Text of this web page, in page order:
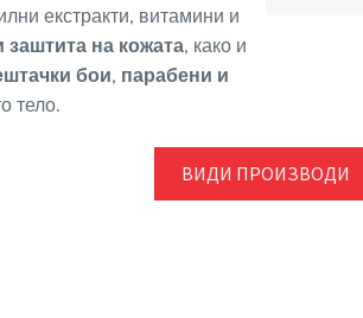
екстракти, витамини и
заштита на кожата, како и
бои, парабени и
тело.
ВИДИ ПРОИЗВОДИ